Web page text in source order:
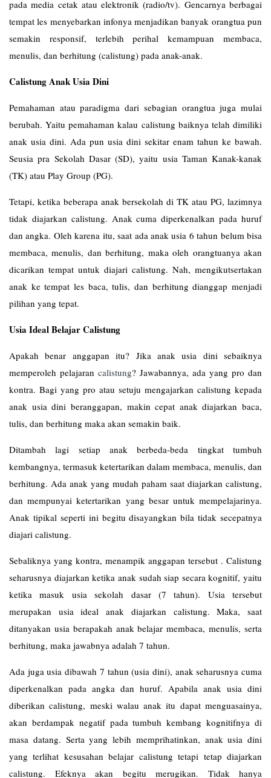
pada media cetak atau elektronik (radio/tv). Gencarnya berbagai
tempat les menyebarkan infonya menjadikan banyak orangtua pun
semakin responsif, terlebih perihal kemampuan membaca,
menulis, dan berhitung (calistung) pada anak-anak.
Calistung Anak Usia Dini
Pemahaman atau paradigma dari sebagian orangtua juga mulai
berubah. Yaitu pemahaman kalau calistung baiknya telah dimiliki
anak usia dini. Ada pun usia dini sekitar enam tahun ke bawah.
Seusia pra Sekolah Dasar (SD), yaitu usia Taman Kanak-kanak
(TK) atau Play Group (PG).
Tetapi, ketika beberapa anak bersekolah di TK atau PG, lazimnya
tidak diajarkan calistung. Anak cuma diperkenalkan pada huruf
dan angka. Oleh karena itu, saat ada anak usia 6 tahun belum bisa
membaca, menulis, dan berhitung, maka oleh orangtuanya akan
dicarikan tempat untuk diajari calistung. Nah, mengikutsertakan
anak ke tempat les baca, tulis, dan berhitung dianggap menjadi
pilihan yang tepat.
Usia Ideal Belajar Calistung
Apakah benar anggapan itu? Jika anak usia dini sebaiknya
memperoleh pelajaran calistung? Jawabannya, ada yang pro dan
kontra. Bagi yang pro atau setuju mengajarkan calistung kepada
anak usia dini beranggapan, makin cepat anak diajarkan baca,
tulis, dan berhitung maka akan semakin baik.
Ditambah lagi setiap anak berbeda-beda tingkat tumbuh
kembangnya, termasuk ketertarikan dalam membaca, menulis, dan
berhitung. Ada anak yang mudah paham saat diajarkan calistung,
dan mempunyai ketertarikan yang besar untuk mempelajarinya.
Anak tipikal seperti ini begitu disayangkan bila tidak secepatnya
diajari calistung.
Sebaliknya yang kontra, menampik anggapan tersebut . Calistung
seharusnya diajarkan ketika anak sudah siap secara kognitif, yaitu
ketika masuk usia sekolah dasar (7 tahun). Usia tersebut
merupakan usia ideal anak diajarkan calistung. Maka, saat
ditanyakan usia berapakah anak belajar membaca, menulis, serta
berhitung, maka jawabnya adalah 7 tahun.
Ada juga usia dibawah 7 tahun (usia dini), anak seharusnya cuma
diperkenalkan pada angka dan huruf. Apabila anak usia dini
diberikan calistung, meski walau anak itu dapat menguasainya,
akan berdampak negatif pada tumbuh kembang kognitifnya di
masa datang. Serta yang lebih memprihatinkan, anak usia dini
yang terlihat kesusahan belajar calistung tetapi tetap diajarkan
calistung. Efeknya akan begitu merugikan. Tidak hanya